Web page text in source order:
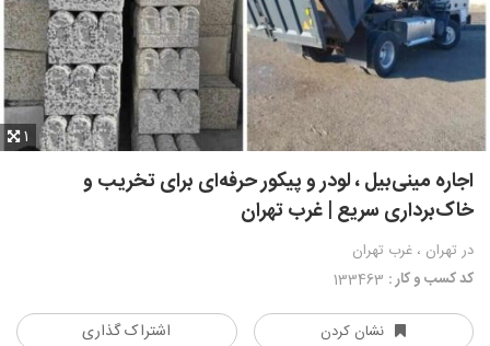
1
اجاره مینی‌بیل ، لودر و پیکور حرفه‌ای برای تخریب و
خاک‌برداری سریع | غرب تهران
در تهران ، غرب تهران
کد کسب و کار :
نشان کردن اشتراک گذاری